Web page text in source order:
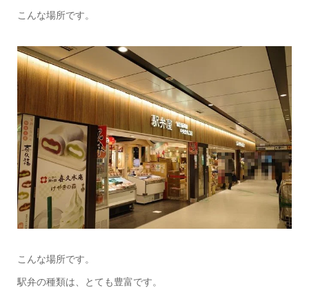
こんな場所です。
こんな場所です。
駅弁の種類は、とても豊富です。